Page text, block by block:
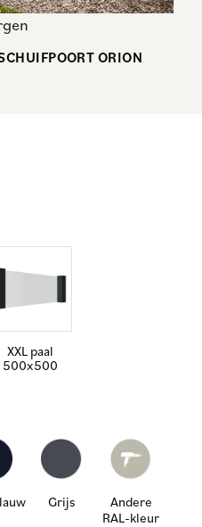
ORION
XXL paal
500x500
Grijs
Andere
RAL-kleur